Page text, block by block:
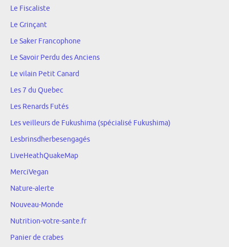
Le Fiscaliste
Le Grinçant
Le Saker Francophone
Le Savoir Perdu des Anciens
Le vilain Petit Canard
Les 7 du Quebec
Les Renards Futés
Les veilleurs de Fukushima (spécialisé Fukushima)
Lesbrinsdherbesengagés
LiveHeathQuakeMap
MerciVegan
Nature-alerte
Nouveau-Monde
Nutrition-votre-sante.fr
Panier de crabes